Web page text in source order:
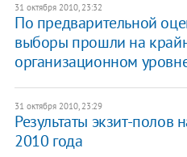
31 октября 2010, 23:32
По предварительной
выборы прошли на
организационном
31 октября 2010, 23:29
Результаты экзит-полов
2010 года